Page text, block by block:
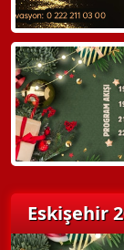
Eskişehir